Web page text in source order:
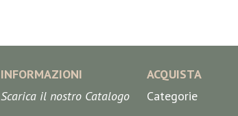
INFORMAZIONI
Scarica il nostro Catalogo
ACQUISTA
Categorie